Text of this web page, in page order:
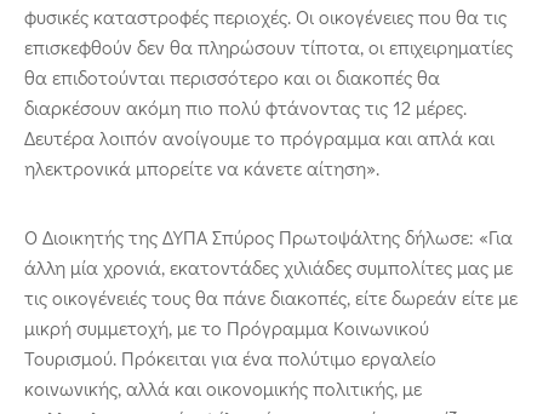
φυσικές καταστροφές περιοχές. Οι οικογένειες που θα τις
επισκεφθούν δεν θα πληρώσουν τίποτα, οι επιχειρηματίες
θα επιδοτούνται περισσότερο και οι διακοπές θα
διαρκέσουν ακόμη πιο πολύ φτάνοντας τις 12 μέρες.
Δευτέρα λοιπόν ανοίγουμε το πρόγραμμα και απλά και
ηλεκτρονικά μπορείτε να κάνετε αίτηση».
Ο Διοικητής της ΔΥΠΑ Σπύρος Πρωτοψάλτης δήλωσε: «Για
άλλη μία χρονιά, εκατοντάδες χιλιάδες συμπολίτες μας με
τις οικογένειές τους θα πάνε διακοπές, είτε δωρεάν είτε με
μικρή συμμετοχή, με το Πρόγραμμα Κοινωνικού
Τουρισμού. Πρόκειται για ένα πολύτιμο εργαλείο
κοινωνικής, αλλά και οικονομικής πολιτικής, με